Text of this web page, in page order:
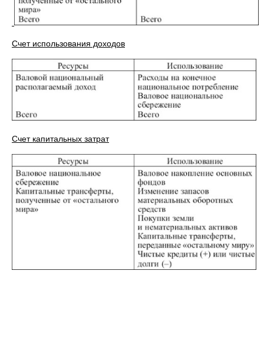
Счет использования доходов
Счет капитальных затрат